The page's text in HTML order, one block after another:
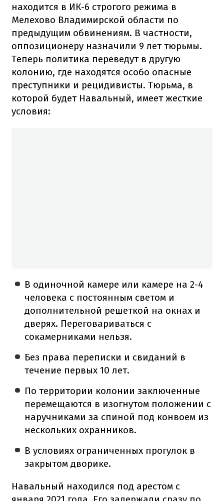
находится в ИК-6 строгого режима в
Мелехово Владимирской области по
предыдущим обвинениям. В частности,
оппозиционеру назначили 9 лет тюрьмы.
Теперь политика переведут в другую
колонию, где находятся особо опасные
преступники и рецидивисты. Тюрьма, в
которой будет Навальный, имеет жесткие
условия:
В одиночной камере или камере на 2-4
человека с постоянным светом и
дополнительной решеткой на окнах и
дверях. Переговариваться с
сокамерниками нельзя.
Без права переписки и свиданий в
течение первых 10 лет.
По территории колонии заключенные
перемещаются в изогнутом положении с
наручниками за спиной под конвоем из
нескольких охранников.
В условиях ограниченных прогулок в
закрытом дворике.
Навальный находился под арестом с